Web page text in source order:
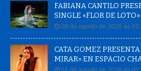
FABIANA CANTILO
SINGLE «FLOR DE LOTO»
08 de agosto de 2026 às
CATA GOMEZ
MIRAR» EN ESPACIO